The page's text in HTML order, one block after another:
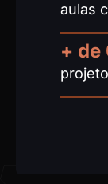
aulas
+ de